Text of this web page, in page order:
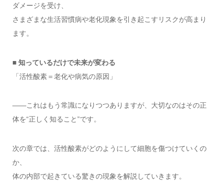
ダメージを受け、
さまざまな生活習慣病や老化現象を引き起こすリスクが高まり
ます。
■ 知っているだけで未来が変わる
「活性酸素＝老化や病気の原因」
――これはもう常識になりつつありますが、大切なのはその正
体を“正しく知ること”です。
次の章では、活性酸素がどのようにして細胞を傷つけていくの
か、
体の内部で起きている驚きの現象を解説していきます。